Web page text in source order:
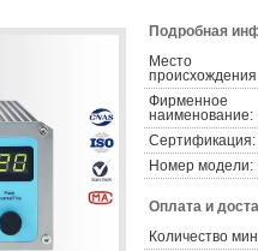
Подробная
Место
Фирменное
наименование:
Сертификация:
Номер модели:
Оплата и
Количество